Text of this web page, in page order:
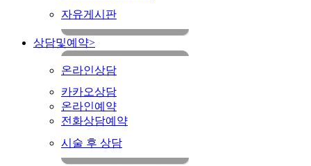
자유게시판
상담및예약>
온라인상담
카카오상담
온라인예약
전화상담예약
시술 후 상담